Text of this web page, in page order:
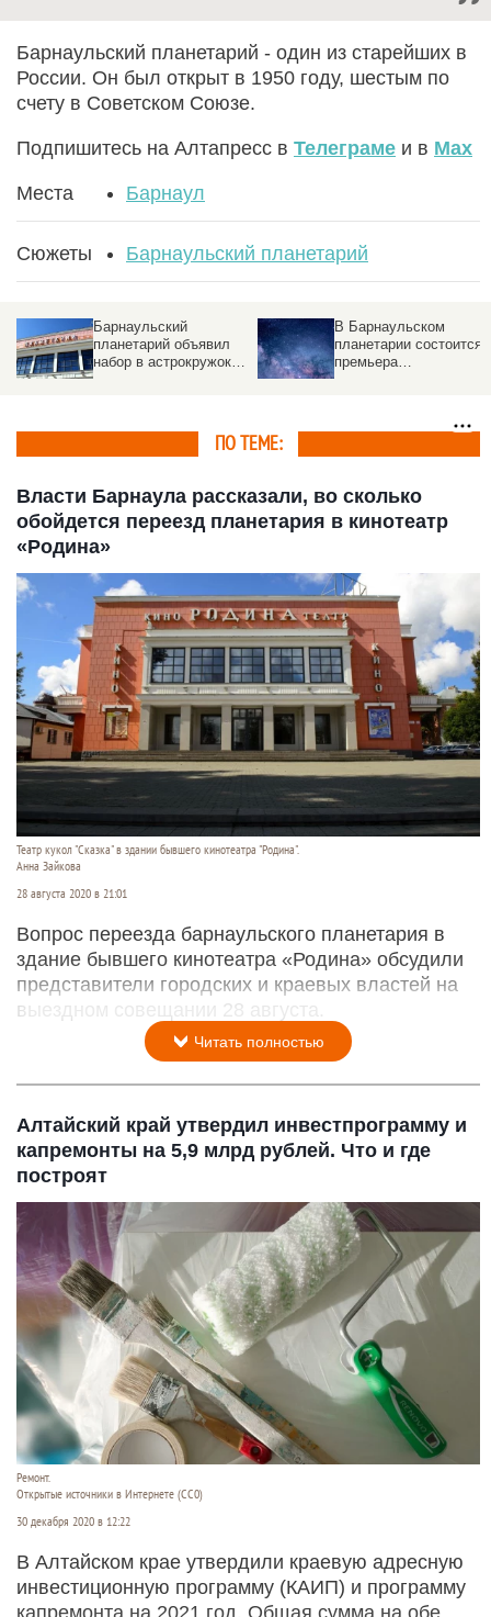
Барнаульский планетарий - один из старейших в
России. Он был открыт в 1950 году, шестым по
счету в Советском Союзе.
Подпишитесь на Алтапресс в Телеграме и в Max
Места Барнаул
Сюжеты Барнаульский планетарий
Барнаульский
планетарий объявил
набор в астрокружок
В Барнаульском
планетарии состоится
премьера
ПО ТЕМЕ:
Власти Барнаула рассказали, во сколько
обойдется переезд планетария в кинотеатр
«Родина»
Театр кукол "Сказка" в здании бывшего кинотеатра "Родина".
Анна Зайкова
28 августа 2020 в 21:01
Вопрос переезда барнаульского планетария в
здание бывшего кинотеатра «Родина» обсудили
представители городских и краевых властей на
выездном совещании 28 августа.
Читать полностью
Алтайский край утвердил инвестпрограмму и
капремонты на 5,9 млрд рублей. Что и где
построят
Ремонт.
Открытые источники в Интернете (СС0)
30 декабря 2020 в 12:22
В Алтайском крае утвердили краевую адресную
инвестиционную программу (КАИП) и программу